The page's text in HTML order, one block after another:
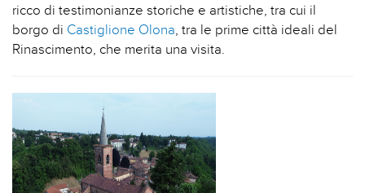
ricco di testimonianze storiche e artistiche, tra cui il
borgo di Castiglione Olona, tra le prime città ideali del
Rinascimento, che merita una visita.